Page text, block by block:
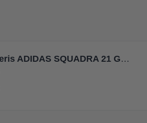
Džemperis ADIDAS SQUADRA 21 GK JSY GN5795 / Dzeltena / S